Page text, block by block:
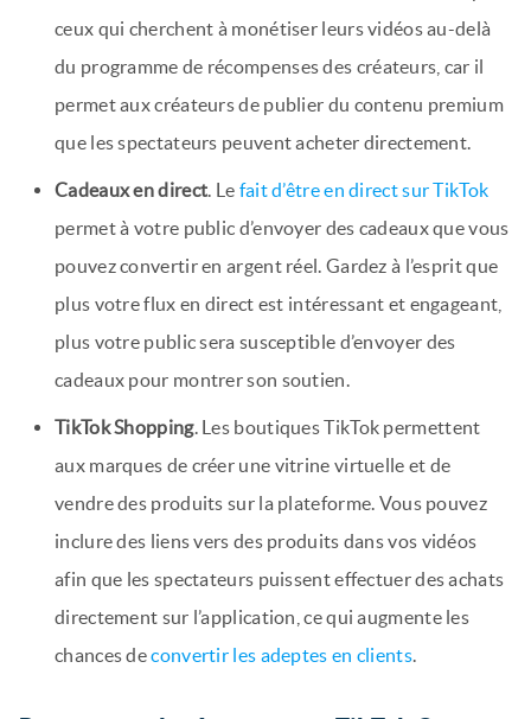
ceux qui cherchent à monétiser leurs vidéos au-delà
du programme de récompenses des créateurs, car il
permet aux créateurs de publier du contenu premium
que les spectateurs peuvent acheter directement.
Cadeaux en direct. Le fait d’être en direct sur TikTok
permet à votre public d’envoyer des cadeaux que vous
pouvez convertir en argent réel. Gardez à l’esprit que
plus votre flux en direct est intéressant et engageant,
plus votre public sera susceptible d’envoyer des
cadeaux pour montrer son soutien.
TikTok Shopping. Les boutiques TikTok permettent
aux marques de créer une vitrine virtuelle et de
vendre des produits sur la plateforme. Vous pouvez
inclure des liens vers des produits dans vos vidéos
afin que les spectateurs puissent effectuer des achats
directement sur l’application, ce qui augmente les
chances deconvertir les adeptes en clients.